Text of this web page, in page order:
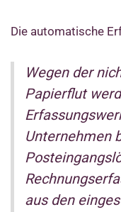
Die automatische
Wegen der
Papierflut
Unternehmen
aus den